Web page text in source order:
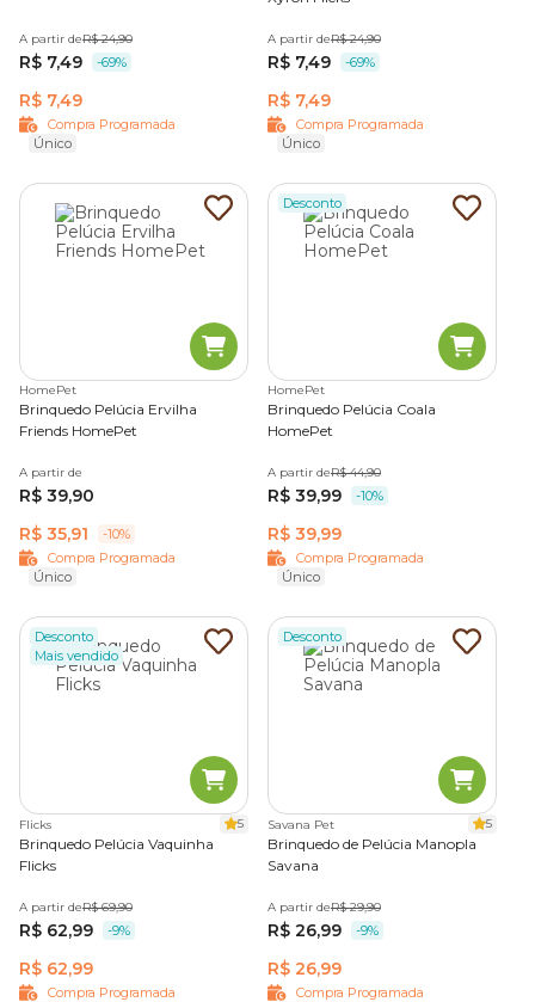
A partir deR$ 24,90
R$ 7,49 -69%
R$ 7,49
Compra Programada
Único
A partir deR$ 24,90
R$ 7,49 -69%
R$ 7,49
Compra Programada
Único
HomePet
Brinquedo Pelúcia Ervilha
Friends HomePet
A partir de
R$ 39,90
R$ 35,91
-10%
Compra Programada
Único
Desconto
HomePet
Brinquedo Pelúcia Coala
HomePet
A partir deR$ 44,90
R$ 39,99 -10%
R$ 39,99
Compra Programada
Único
Desconto
Mais vendido
Flicks 5
Brinquedo Pelúcia Vaquinha
Flicks
A partir deR$ 69,90
R$ 62,99 -9%
R$ 62,99
Compra Programada
Desconto
Savana Pet 5
Brinquedo de Pelúcia Manopla
Savana
A partir deR$ 29,90
R$ 26,99 -9%
R$ 26,99
Compra Programada